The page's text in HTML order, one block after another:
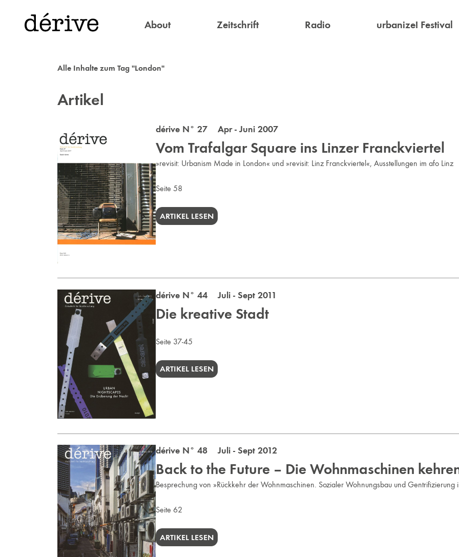
About Zeitschrift Radio urbanize! Festival
Alle Inhalte zum Tag "London"
Artikel
dérive N° 27 Apr - Juni 2007
Vom Trafalgar Square ins Linzer Franckviertel
»revisit: Urbanism Made in London« und »revisit: Linz Franckviertel«, Ausstellungen im afo Linz
Seite 58
ARTIKEL LESEN
dérive N° 44 Juli - Sept 2011
Die kreative Stadt
Seite 37-45
ARTIKEL LESEN
dérive N° 48 Juli - Sept 2012
Back to the Future – Die Wohnmaschinen
Besprechung von »Rückkehr der Wohnmaschinen. Sozialer Wohnungsbau und
Seite 62
ARTIKEL LESEN